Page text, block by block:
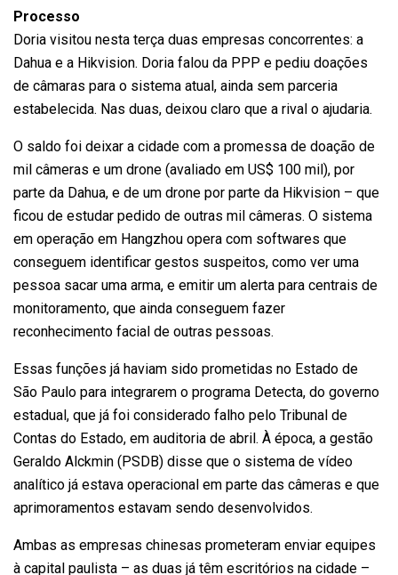
Processo
Doria visitou nesta terça duas empresas concorrentes: a
Dahua e a Hikvision. Doria falou da PPP e pediu doações
de câmaras para o sistema atual, ainda sem parceria
estabelecida. Nas duas, deixou claro que a rival o ajudaria.
O saldo foi deixar a cidade com a promessa de doação de
mil câmeras e um drone (avaliado em US$ 100 mil), por
parte da Dahua, e de um drone por parte da Hikvision – que
ficou de estudar pedido de outras mil câmeras. O sistema
em operação em Hangzhou opera com softwares que
conseguem identificar gestos suspeitos, como ver uma
pessoa sacar uma arma, e emitir um alerta para centrais de
monitoramento, que ainda conseguem fazer
reconhecimento facial de outras pessoas.
Essas funções já haviam sido prometidas no Estado de
São Paulo para integrarem o programa Detecta, do governo
estadual, que já foi considerado falho pelo Tribunal de
Contas do Estado, em auditoria de abril. À época, a gestão
Geraldo Alckmin (PSDB) disse que o sistema de vídeo
analítico já estava operacional em parte das câmeras e que
aprimoramentos estavam sendo desenvolvidos.
Ambas as empresas chinesas prometeram enviar equipes
à capital paulista – as duas já têm escritórios na cidade –